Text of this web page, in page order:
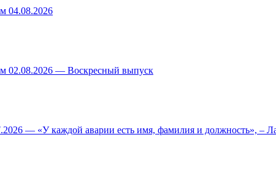
04.08.2026
02.08.2026 — Воскресный выпуск
— «У каждой аварии есть имя, фамилия и должность», –